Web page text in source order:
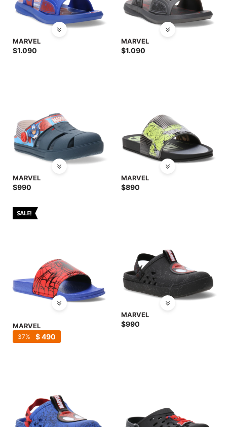
MARVEL
$1.090
MARVEL
$1.090
MARVEL
$990
MARVEL
$890
MARVEL
$490
37
MARVEL
$990